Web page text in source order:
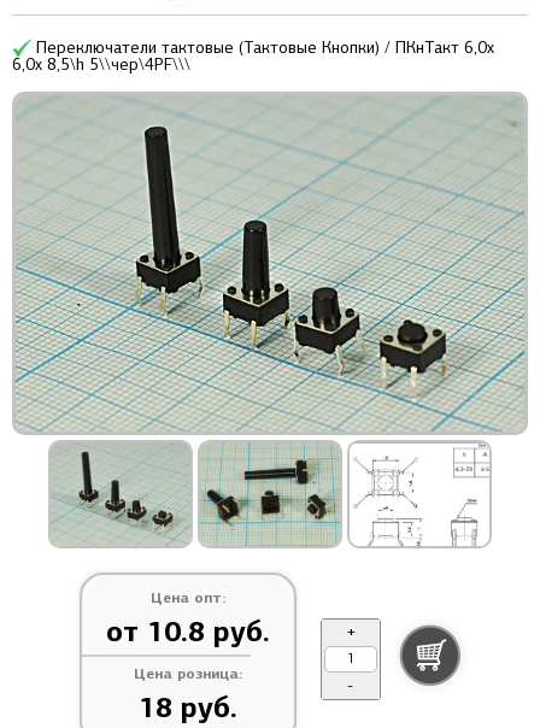
Переключатели тактовые (Тактовые Кнопки) / ПКнТакт 6,0x
6,0x 8,5\h 5\\чер\4PF\\\
Цена опт:
от 10.8 руб.
Цена розница:
18 руб.
+
-